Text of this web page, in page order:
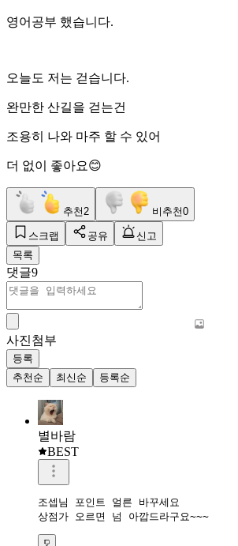
영어공부 했습니다.
오늘도 저는 걷습니다.
완만한 산길을 걷는건
조용히 나와 마주 할 수 있어
더 없이 좋아요😊
추천 2 비추천0
스크랩 공유
신고
목록
댓글9
사진첨부
등록
추천순
최신순 등록순
별바람
BEST
조셉님 포인트 얼른 바꾸세요
상점가 오르면 넘 아깝드라구요~~~